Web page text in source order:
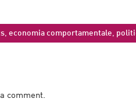
economia comportamentale
comment.